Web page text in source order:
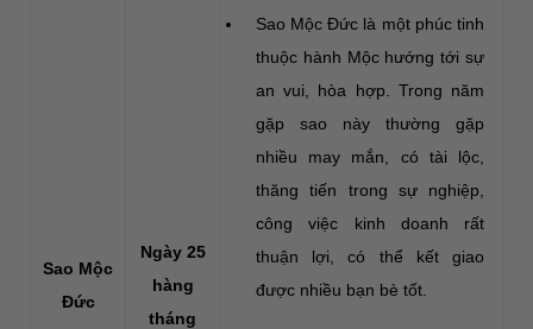
Sao Mộc
Đức
Ngày 25
hàng
tháng
Sao Mộc Đức là một phúc tinh
thuộc hành Mộc hướng tới sự
an vui, hòa hợp. Trong năm
gặp sao này thường gặp
nhiều may mắn, có tài lộc,
thăng tiến trong sự nghiệp,
công việc kinh doanh rất
thuận lợi, có thể kết giao
được nhiều bạn bè tốt.